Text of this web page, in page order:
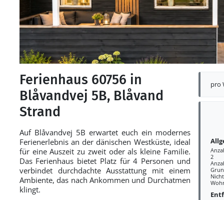
pro
2
Ferienhaus 60756 in
Blåvandvej 5B, Blåvand
Strand
Auf Blåvandvej 5B erwartet euch ein modernes
Ferienerlebnis an der dänischen Westküste, ideal
für eine Auszeit zu zweit oder als kleine Familie.
Das Ferienhaus bietet Platz für 4 Personen und
verbindet durchdachte Ausstattung mit einem
Ambiente, das nach Ankommen und Durchatmen
klingt.